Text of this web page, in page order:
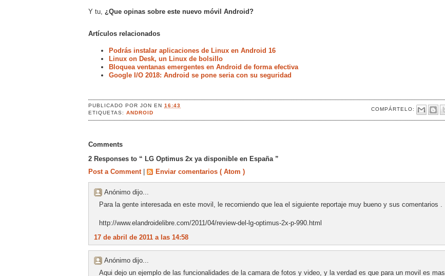
Y tu, ¿Que opinas sobre este nuevo móvil Android?
Artículos relacionados
Podrás instalar aplicaciones de Linux en Android 16
Linux on Desk, un Linux de bolsillo
Bloquea ventanas emergentes en Android de forma efectiva
Google I/O 2018: Android se pone seria con su seguridad
PUBLICADO PORJONEN16:43
COMPÁRTELO:
ETIQUETAS:ANDROID
Comments
2 Responses to “ LG Optimus 2x ya disponible en España ”
Post a Comment
Enviar comentarios ( Atom )
Anónimo dijo...
Para la gente interesada en este movil, le recomiendo que lea el siguiente reportaje muy bueno y sus comentarios .
http://www.elandroidelibre.com/2011/04/review-del-lg-optimus-2x-p-990.html
17 de abril de 2011 a las 14:58
Anónimo dijo...
Aqui dejo un ejemplo de las funcionalidades de la camara de fotos y video, y la verdad es que para un movil es mas